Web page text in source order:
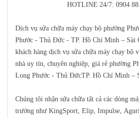
HOTLINE 24/7: 0904
Dịch vụ sửa chữa máy chạy bộ phường
Phước - Thủ Đức - TP. Hồ Chí Minh – Sài
khách hàng dịch vụ sửa chữa máy chạy bộ
nhà uy tín, chuyên nghiệp, giá rẻ phường
Long Phước - Thủ ĐứcTP. Hồ Chí Minh –
Chúng tôi nhận sửa chữa tất cả các dòng
trường như KingSport, Elip, Impulse,